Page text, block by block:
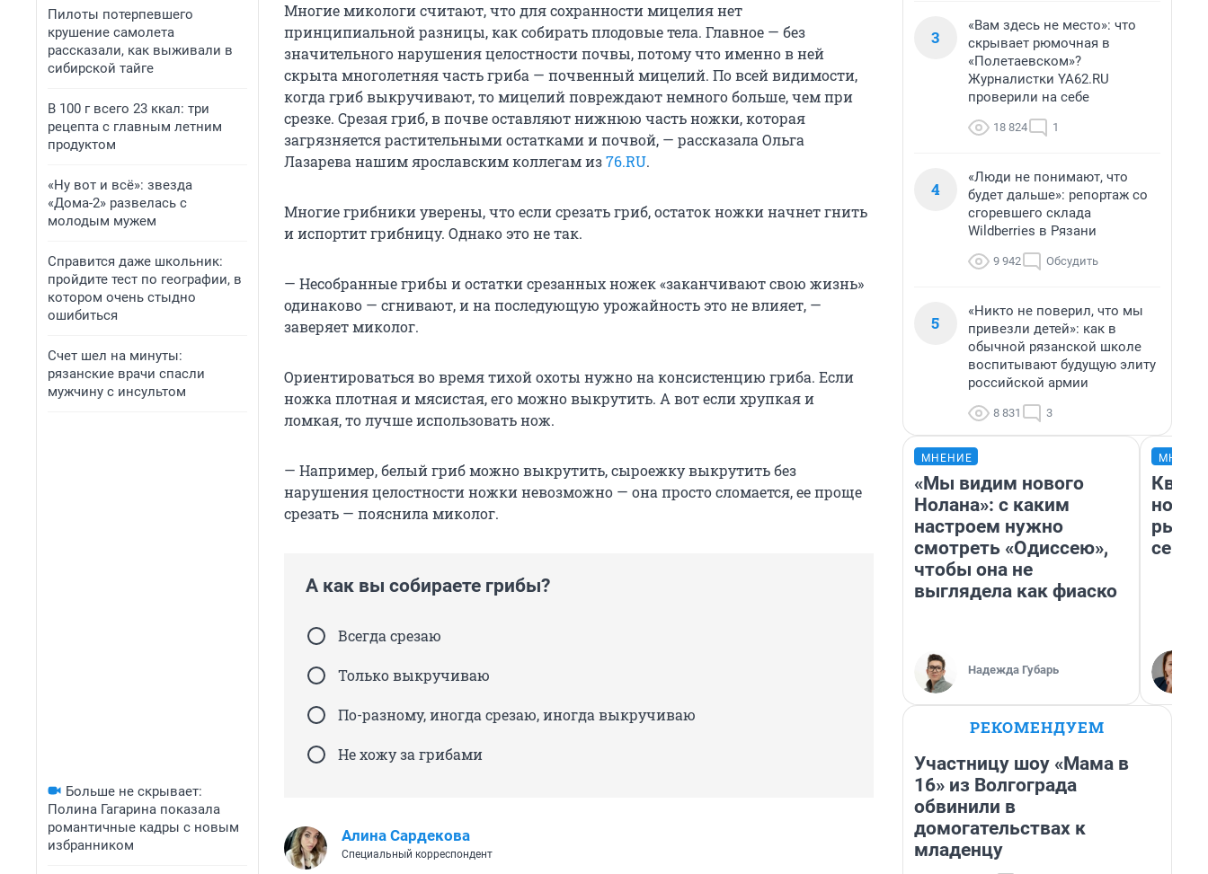
Пилоты потерпевшего
крушение самолета
рассказали, как выживали в
сибирской тайге
В 100 г всего 23 ккал: три
рецепта с главным летним
продуктом
«Ну вот и всё»: звезда
«Дома-2» развелась с
молодым мужем
Справится даже школьник:
пройдите тест по географии, в
котором очень стыдно
ошибиться
Счет шел на минуты:
рязанские врачи спасли
мужчину с инсультом
Больше не скрывает:
Полина Гагарина показала
романтичные кадры с новым
избранником
Многие микологи считают, что для сохранности мицелия нет
принципиальной разницы, как собирать плодовые тела. Главное — без
значительного нарушения целостности почвы, потому что именно в ней
скрыта многолетняя часть гриба — почвенный мицелий. По всей видимости,
когда гриб выкручивают, то мицелий повреждают немного больше, чем при
срезке. Срезая гриб, в почве оставляют нижнюю часть ножки, которая
загрязняется растительными остатками и почвой, — рассказала Ольга
Лазарева нашим ярославским коллегам из76.RU.
Многие грибники уверены, что если срезать гриб, остаток ножки начнет гнить
и испортит грибницу. Однако это не так.
— Несобранные грибы и остатки срезанных ножек «заканчивают свою жизнь»
одинаково — сгнивают, и на последующую урожайность это не влияет, —
заверяет миколог.
Ориентироваться во время тихой охоты нужно на консистенцию гриба. Если
ножка плотная и мясистая, его можно выкрутить. А вот если хрупкая и
ломкая, то лучше использовать нож.
— Например, белый гриб можно выкрутить, сыроежку выкрутить без
нарушения целостности ножки невозможно — она просто сломается, ее проще
срезать — пояснила миколог.
А как вы собираете грибы?
Всегда срезаю
Только выкручиваю
По-разному, иногда срезаю, иногда выкручиваю
Не хожу за грибами
Алина Сардекова
Специальный корреспондент
3
«Вам здесь не место»: что
скрывает рюмочная в
«Полетаевском»?
Журналистки YA62.RU
проверили на себе
18 824 1
4
«Люди не понимают, что
будет дальше»: репортаж со
сгоревшего склада
Wildberries в Рязани
9 942 Обсудить
5
«Никто не поверил, что мы
привезли детей»: как в
обычной рязанской школе
воспитывают будущую элиту
российской армии
8 831 3
МНЕНИЕ
«Мы видим нового
Нолана»: с каким
настроем нужно
смотреть «Одиссею»,
чтобы она не
выглядела как фиаско
Надежда Губарь
но
РЕКОМЕНДУЕМ
Участницу шоу «Мама в
16» из Волгограда
обвинили в
домогательствах к
младенцу